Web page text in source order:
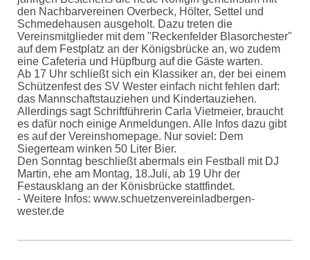
den Nachbarvereinen Overbeck, Hölter, Settel und
Schmedehausen ausgeholt. Dazu treten die
Vereinsmitglieder mit dem "Reckenfelder Blasorchester"
auf dem Festplatz an der Königsbrücke an, wo zudem
eine Cafeteria und Hüpfburg auf die Gäste warten.
Ab 17 Uhr schließt sich ein Klassiker an, der bei einem
Schützenfest des SV Wester einfach nicht fehlen darf:
das Mannschaftstauziehen und Kindertauziehen.
Allerdings sagt Schriftführerin Carla Vietmeier, braucht
es dafür noch einige Anmeldungen. Alle Infos dazu gibt
es auf der Vereinshomepage. Nur soviel: Dem
Siegerteam winken 50 Liter Bier.
Den Sonntag beschließt abermals ein Festball mit DJ
Martin, ehe am Montag, 18.Juli, ab 19 Uhr der
Festausklang an der Könisbrücke stattfindet.
- Weitere Infos: www.schuetzenvereinladbergen-
wester.de